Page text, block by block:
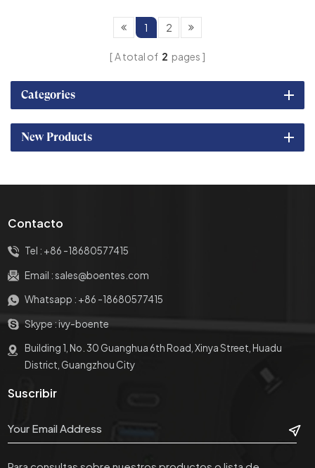
1 2
A total of 2 pages
Categories
New Products
Contacto
Tel : +86 -18680577415
Email :sales@boentes.com
Whatsapp : +86 -18680577415
Skype : ivy-boente
Building 1, No. 30 Guanghua 6th Road, Xinya Street, Huadu
District, Guangzhou City
Suscribir